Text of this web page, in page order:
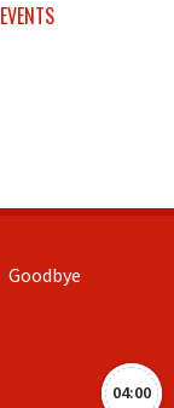
04:00
EVENTS
Goodbye